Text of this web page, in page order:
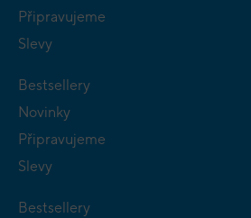
Připravujeme
Slevy
Bestsellery
Novinky
Připravujeme
Slevy
Bestsellery